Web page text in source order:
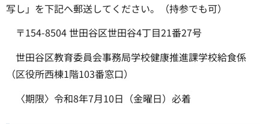
写し」を下記へ郵送してください。（持参でも可）
〒154-8504 世田谷区世田谷4丁目21番27号
世田谷区教育委員会事務局学校健康推進課学校給食係
（区役所西棟1階103番窓口）
〈期限〉令和8年7月10日（金曜日）必着